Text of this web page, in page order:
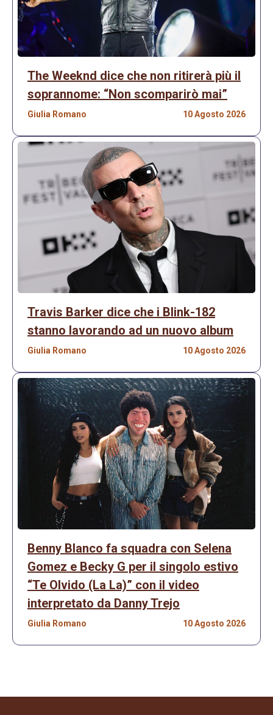
The Weeknd dice che non ritirerà più il
soprannome: “Non scomparirò mai”
Giulia Romano 10 Agosto 2026
Travis Barker dice che i Blink-182
stanno lavorando ad un nuovo album
Giulia Romano 10 Agosto 2026
Benny Blanco fa squadra con Selena
Gomez e Becky G per il singolo estivo
“Te Olvido (La La)” con il video
interpretato da Danny Trejo
Giulia Romano 10 Agosto 2026